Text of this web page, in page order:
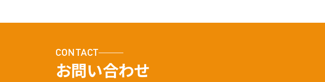
CONTACT
お問い合わせ